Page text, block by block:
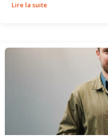
Lire la suite